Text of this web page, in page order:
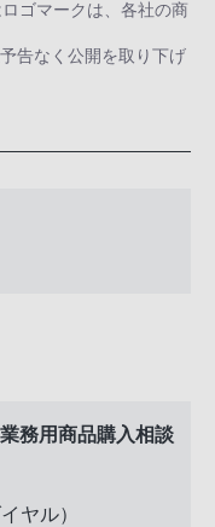
ゴマークは、各社の商
告なく公開を取り下げ
務用商品購入相談
ヤル）